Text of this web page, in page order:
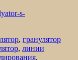
s-
, гранулятор
, линии
,